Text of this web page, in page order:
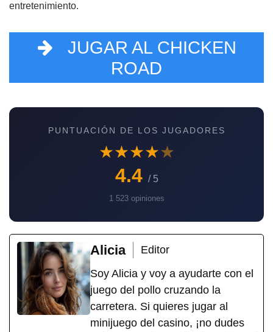
entretenimiento.
JUGAR AL CHICKEN
ROAD
PUNTUACIÓN DE LOS JUGADORES
★★★★★
4.4 / 5
1 523 opiniones
Alicia
Editor
Soy Alicia y voy a ayudarte con el
juego del pollo cruzando la
carretera. Si quieres jugar al
minijuego del casino, ¡no dudes